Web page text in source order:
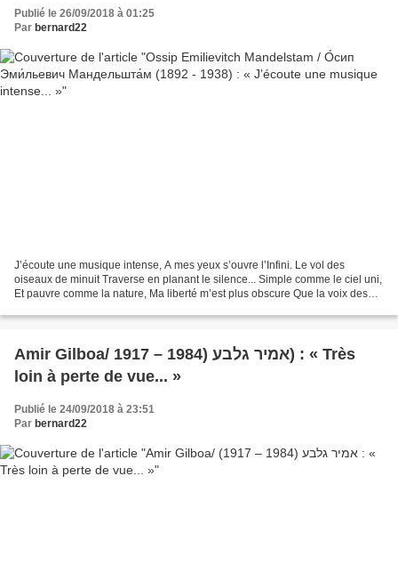
Publié le 26/09/2018 à 01:25
Par bernard22
J’écoute une musique intense, A mes yeux s’ouvre l’Infini. Le vol des
oiseaux de minuit Traverse en planant le silence... Simple comme le ciel uni,
Et pauvre comme la nature, Ma liberté m’est plus obscure Que la voix des
Amir Gilboa/ אמיר גלבע (1984 – 1917) : « Très
loin à perte de vue... »
Publié le 24/09/2018 à 23:51
Par bernard22